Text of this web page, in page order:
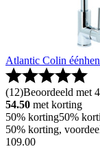
Atlantic Colin
(12)Beoordeeld met
54.50 met korting
50% korting50%
50% korting,
109.00